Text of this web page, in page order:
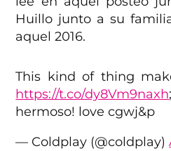
Huillo junto a su
aquel 2016.
This kind of thing
https://t.co/dy8Vm9naxh
hermoso! love cgwj&p
— Coldplay (@coldplay)